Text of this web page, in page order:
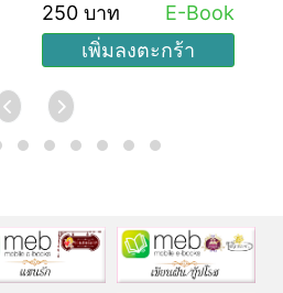
250 บาท
E-Book
เพิ่มลงตะกร้า